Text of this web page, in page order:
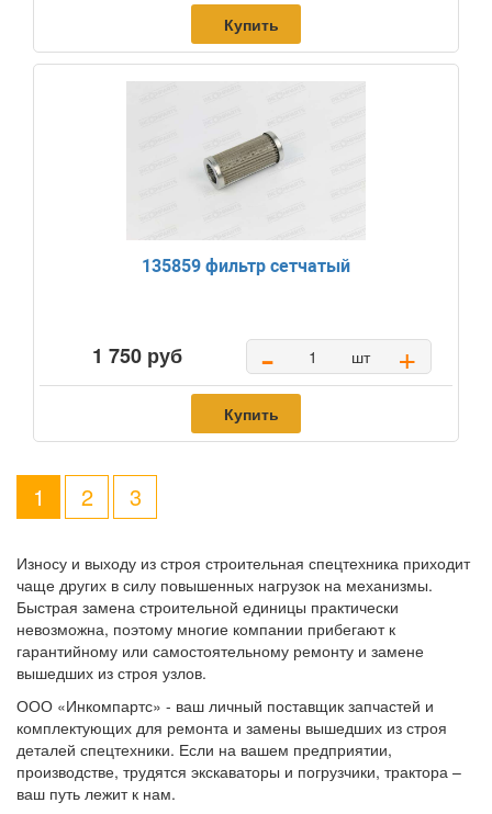
Купить
135859 фильтр сетчатый
1 750 руб - шт +
Купить
1 2 3
Износу и выходу из строя строительная спецтехника приходит
чаще других в силу повышенных нагрузок на механизмы.
Быстрая замена строительной единицы практически
невозможна, поэтому многие компании прибегают к
гарантийному или самостоятельному ремонту и замене
вышедших из строя узлов.
ООО «Инкомпартс» - ваш личный поставщик запчастей и
комплектующих для ремонта и замены вышедших из строя
деталей спецтехники. Если на вашем предприятии,
производстве, трудятся экскаваторы и погрузчики, трактора –
ваш путь лежит к нам.